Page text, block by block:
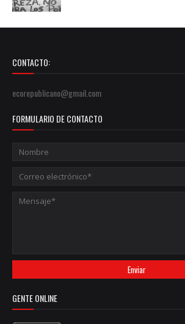
CONTACTO:
ecorepublicano@gmail.com
FORMULARIO DE CONTACTO
GENTE ONLINE